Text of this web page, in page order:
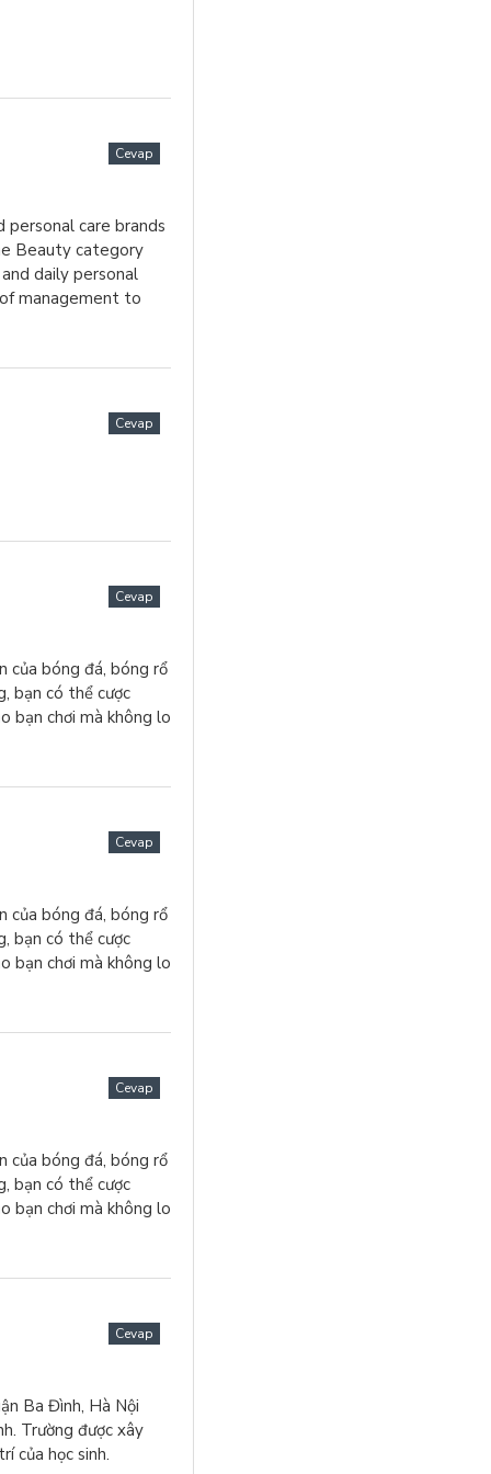
Cevap
personal care brands
Beauty category
daily personal
management to
Cevap
Cevap
của bóng đá, bóng rổ
bạn có thể cược
bạn chơi mà không lo
Cevap
của bóng đá, bóng rổ
bạn có thể cược
bạn chơi mà không lo
Cevap
của bóng đá, bóng rổ
bạn có thể cược
bạn chơi mà không lo
Cevap
Ba Đình, Hà Nội
Trường được xây
của học sinh.